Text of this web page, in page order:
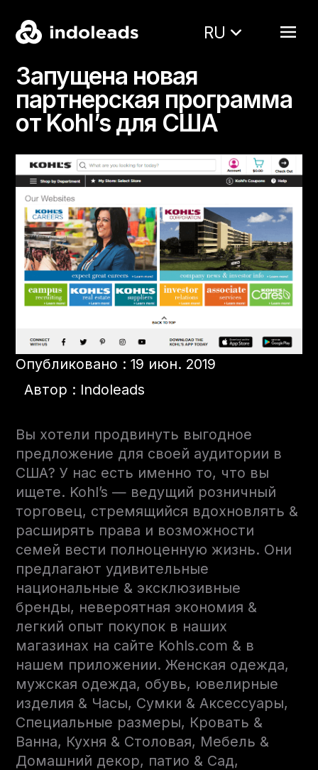
RU
Запущена новая
партнерская программа
от Kohl’s для США
Опубликовано : 19 июн. 2019
Автор : Indoleads
Вы хотели продвинуть выгодное
предложение для своей аудитории в
США? У нас есть именно то, что вы
ищете. Kohl’s — ведущий розничный
торговец, стремящийся вдохновлять &
расширять права и возможности
семей вести полноценную жизнь. Они
предлагают удивительные
национальные & эксклюзивные
бренды, невероятная экономия &
легкий опыт покупок в наших
магазинах на сайте Kohls.com & в
нашем приложении. Женская одежда,
мужская одежда, обувь, ювелирные
изделия & Часы, Сумки & Аксессуары,
Специальные размеры, Кровать &
Ванна, Кухня & Столовая, Мебель &
Домашний декор, патио & Сад,